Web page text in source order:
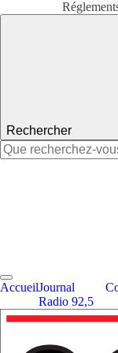
Rechercher
Rechercher :
AccueilJournal
Radio 92,5